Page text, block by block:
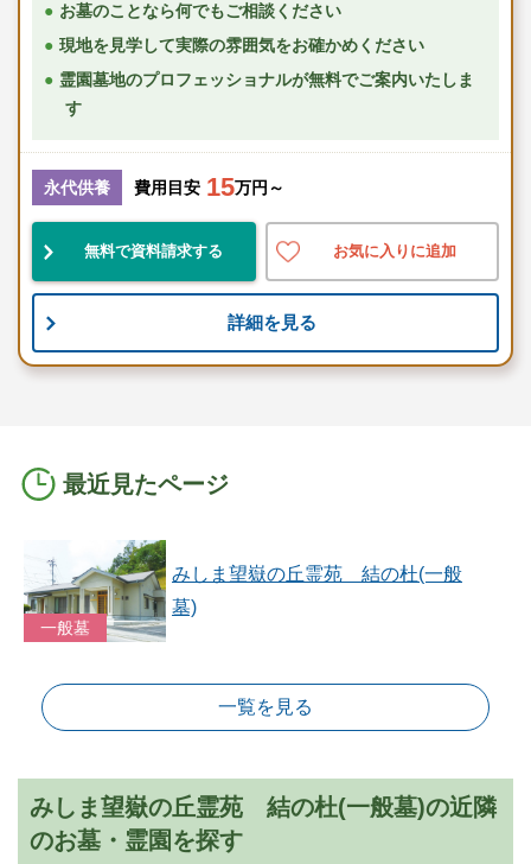
お墓のことなら何でもご相談ください
現地を見学して実際の雰囲気をお確かめください
霊園墓地のプロフェッショナルが無料でご案内いたしま
す
永代供養 費用目安 15万円～
無料で資料請求する お気に入りに追加
詳細を見る
最近見たページ
一般墓
みしま望嶽の丘霊苑 結の杜(一般
墓)
一覧を見る
みしま望嶽の丘霊苑 結の杜(一般墓)の近隣
のお墓・霊園を探す